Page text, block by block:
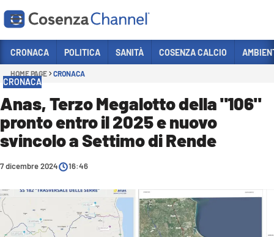
Sezioni
POLITICA
COSENZA CALCIO
ECONOMIA E LAVORO
SANITÀ
SPORT
CRONACA POLITICA SANITÀ COSENZA CALCIO
HOME PAGE CRONACA
CRONACA
Anas, Terzo Megalotto della "106"
pronto entro il 2025 e nuovo
svincolo a Settimo di Rende
7 dicembre 2024 16:46